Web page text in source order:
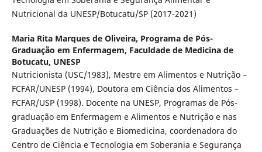
Nutricional da UNESP/Botucatu/SP (2017-2021)
Maria Rita Marques de Oliveira, Programa de Pós-
Graduação em Enfermagem, Faculdade de Medicina de
Botucatu, UNESP
Nutricionista (USC/1983), Mestre em Alimentos e Nutrição –
FCFAR/UNESP (1994), Doutora em Ciência dos Alimentos –
FCFAR/USP (1998). Docente na UNESP, Programas de Pós-
graduação em Enfermagem e Alimentos e Nutrição e nas
Graduações de Nutrição e Biomedicina, coordenadora do
Centro de Ciência e Tecnologia em Soberania e Segurança